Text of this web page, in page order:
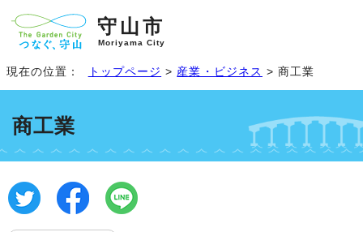
守山市
Moriyama City
現在の位置： トップページ > 産業・ビジネス > 商工業
商工業